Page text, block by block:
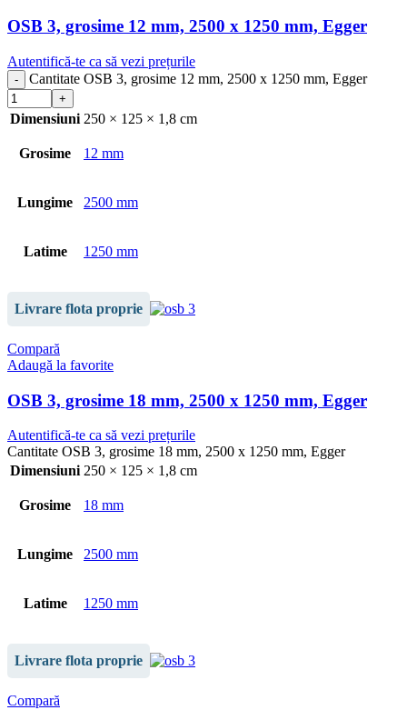
OSB 3, grosime 12 mm, 2500 x 1250 mm, Egger
Autentifică-te ca să vezi prețurile
Cantitate OSB 3, grosime 12 mm, 2500 x 1250 mm, Egger
Dimensiuni 250 × 125 × 1,8 cm
Grosime 12 mm
Lungime 2500 mm
Latime 1250 mm
Livrare flota proprie
Compară
Adaugă la favorite
OSB 3, grosime 18 mm, 2500 x 1250 mm, Egger
Autentifică-te ca să vezi prețurile
Cantitate OSB 3, grosime 18 mm, 2500 x 1250 mm, Egger
Dimensiuni 250 × 125 × 1,8 cm
Grosime 18 mm
Lungime 2500 mm
Latime 1250 mm
Livrare flota proprie
Compară